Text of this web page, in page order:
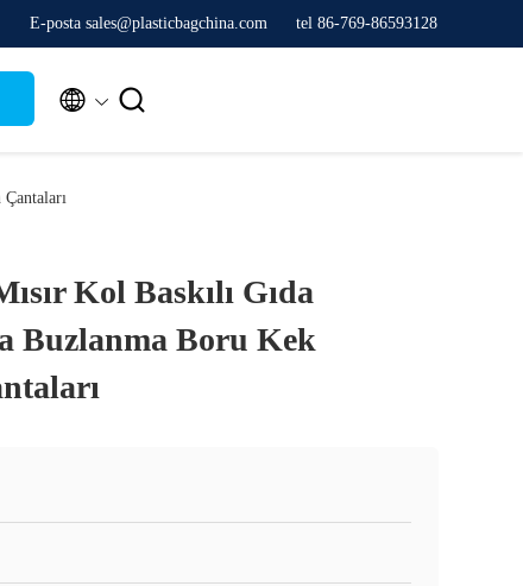
E-posta sales@plasticbagchina.com tel 86-769-86593128
 
Kol Baskılı Gıda
Buzlanma Boru Kek